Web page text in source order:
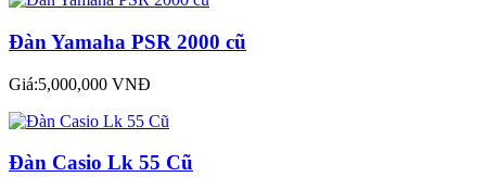
Đàn Yamaha PSR 2000 cũ
Giá:5,000,000 VNĐ
Đàn Casio Lk 55 Cũ